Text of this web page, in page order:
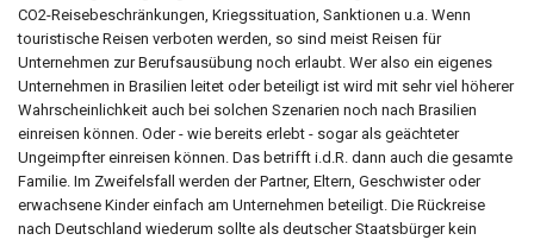
CO2-Reisebeschränkungen, Kriegssituation, Sanktionen u.a. Wenn
touristische Reisen verboten werden, so sind meist Reisen für
Unternehmen zur Berufsausübung noch erlaubt. Wer also ein eigenes
Unternehmen in Brasilien leitet oder beteiligt ist wird mit sehr viel höherer
Wahrscheinlichkeit auch bei solchen Szenarien noch nach Brasilien
einreisen können. Oder - wie bereits erlebt - sogar als geächteter
Ungeimpfter einreisen können. Das betrifft i.d.R. dann auch die gesamte
Familie. Im Zweifelsfall werden der Partner, Eltern, Geschwister oder
erwachsene Kinder einfach am Unternehmen beteiligt. Die Rückreise
nach Deutschland wiederum sollte als deutscher Staatsbürger kein